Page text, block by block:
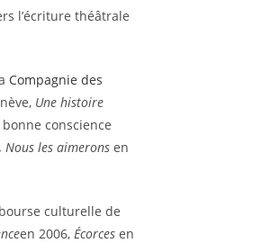
l’écriture théâtrale
Compagnie des
Une histoire
conscience
, Nous les aimerons en
culturelle de
en 2006, Écorces en